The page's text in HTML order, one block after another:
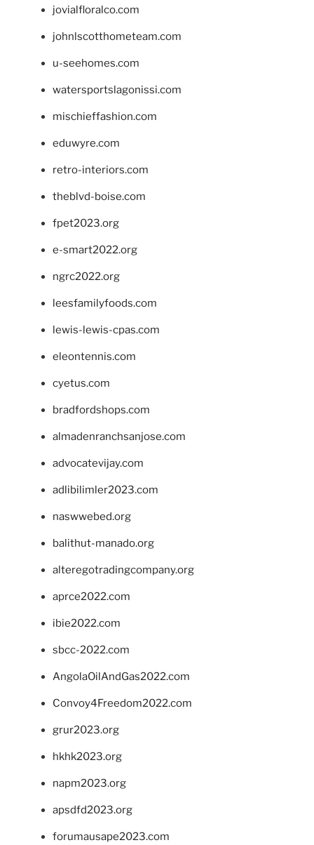
jovialfloralco.com
johnlscotthometeam.com
u-seehomes.com
watersportslagonissi.com
mischieffashion.com
eduwyre.com
retro-interiors.com
theblvd-boise.com
fpet2023.org
e-smart2022.org
ngrc2022.org
leesfamilyfoods.com
lewis-lewis-cpas.com
eleontennis.com
cyetus.com
bradfordshops.com
almadenranchsanjose.com
advocatevijay.com
adlibilimler2023.com
naswwebed.org
balithut-manado.org
alteregotradingcompany.org
aprce2022.com
ibie2022.com
sbcc-2022.com
AngolaOilAndGas2022.com
Convoy4Freedom2022.com
grur2023.org
hkhk2023.org
napm2023.org
apsdfd2023.org
forumausape2023.com